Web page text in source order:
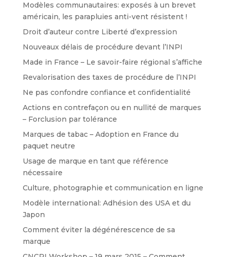
Modèles communautaires: exposés à un brevet
américain, les parapluies anti-vent résistent !
Droit d’auteur contre Liberté d’expression
Nouveaux délais de procédure devant l’INPI
Made in France – Le savoir-faire régional s’affiche
Revalorisation des taxes de procédure de l’INPI
Ne pas confondre confiance et confidentialité
Actions en contrefaçon ou en nullité de marques
– Forclusion par tolérance
Marques de tabac – Adoption en France du
paquet neutre
Usage de marque en tant que référence
nécessaire
Culture, photographie et communication en ligne
Modèle international: Adhésion des USA et du
Japon
Comment éviter la dégénérescence de sa
marque